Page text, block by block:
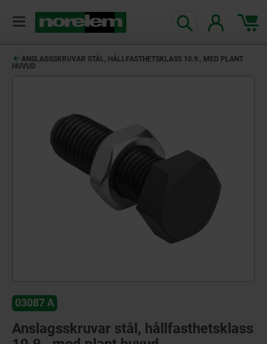
ANSLAGSSKRUVAR STÅL, HÅLLFASTHETSKLASS 10.9., MED PLANT
HUVUD
03087 A
Anslagsskruvar stål, hållfasthetsklass